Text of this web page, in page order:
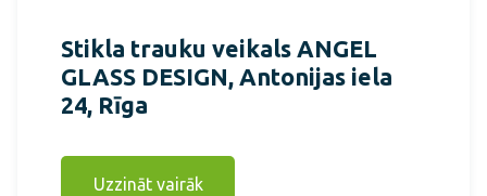
Stikla trauku veikals ANGEL
GLASS DESIGN, Antonijas iela
24, Rīga
Uzzināt vairāk